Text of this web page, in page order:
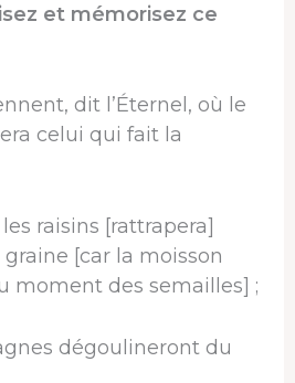
et mémorisez ce
dit l’Éternel, où le
celui qui fait la
raisins [rattrapera]
[car la moisson
moment des semailles] ;
dégoulineront du